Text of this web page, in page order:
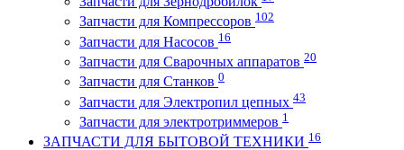
Запчасти для Компрессоров 102
Запчасти для Насосов 16
Запчасти для Сварочных аппаратов 20
Запчасти для Станков 0
Запчасти для Электропил цепных 43
Запчасти для электротриммеров 1
ЗАПЧАСТИ ДЛЯ БЫТОВОЙ ТЕХНИКИ 16